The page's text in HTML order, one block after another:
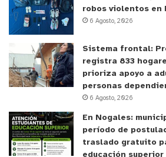
ambiente del hogar y
combinaciones para elegir. Lo
las personas se atrevan a
colores y explorar nuevas
Blanco y plateado:
Además, representan la
magia de la Navidad.
robos violentos en
6 Agosto, 2026
Sistema frontal:
registra 833
prioriza apoyo a
personas
6 Agosto, 2026
En Nogales:
período de
traslado gratuito
educación superior